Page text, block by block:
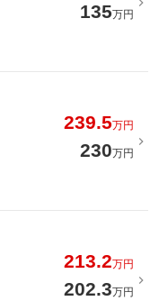
135万円
239.5万円
230万円
213.2万円
202.3万円